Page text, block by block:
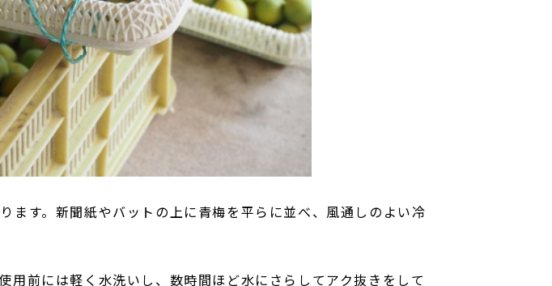
ます。新聞紙やバットの上に青梅を平らに並べ、風通しのよい冷
前には軽く水洗いし、数時間ほど水にさらしてアク抜きをして